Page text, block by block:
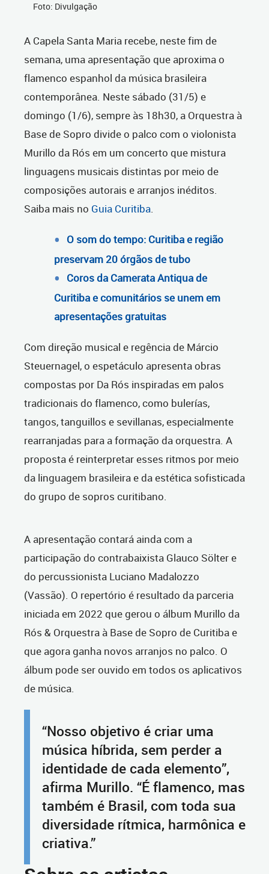
Foto: Divulgação
A Capela Santa Maria recebe, neste fim de
semana, uma apresentação que aproxima o
flamenco espanhol da música brasileira
contemporânea. Neste sábado (31/5) e
domingo (1/6), sempre às 18h30, a Orquestra à
Base de Sopro divide o palco com o violonista
Murillo da Rós em um concerto que mistura
linguagens musicais distintas por meio de
composições autorais e arranjos inéditos.
Saiba mais no Guia Curitiba.
O som do tempo: Curitiba e região
preservam 20 órgãos de tubo
Coros da Camerata Antiqua de
Curitiba e comunitários se unem em
apresentações gratuitas
Com direção musical e regência de Márcio
Steuernagel, o espetáculo apresenta obras
compostas por Da Rós inspiradas em palos
tradicionais do flamenco, como bulerías,
tangos, tanguillos e sevillanas, especialmente
rearranjadas para a formação da orquestra. A
proposta é reinterpretar esses ritmos por meio
da linguagem brasileira e da estética sofisticada
do grupo de sopros curitibano.
A apresentação contará ainda com a
participação do contrabaixista Glauco Sölter e
do percussionista Luciano Madalozzo
(Vassão). O repertório é resultado da parceria
iniciada em 2022 que gerou o álbum Murillo da
Rós & Orquestra à Base de Sopro de Curitiba e
que agora ganha novos arranjos no palco. O
álbum pode ser ouvido em todos os aplicativos
de música.
“Nosso objetivo é criar uma
música híbrida, sem perder a
identidade de cada elemento”,
afirma Murillo. “É flamenco, mas
também é Brasil, com toda sua
diversidade rítmica, harmônica e
criativa.”